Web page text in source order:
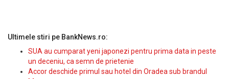
Ultimele stiri pe BankNews.ro:
SUA au cumparat yeni japonezi pentru prima data in peste
un deceniu, ca semn de prietenie
Accor deschide primul sau hotel din Oradea sub brandul